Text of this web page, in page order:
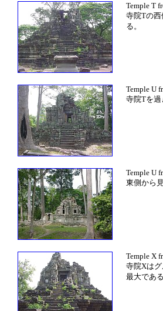
Temple T
寺院Tの
る。
Temple U
寺院Tを
Temple U
東側から
Temple X
寺院Xは
最大であ